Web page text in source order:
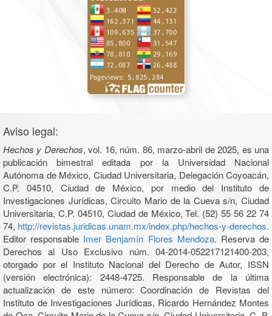
Aviso legal:
Hechos y Derechos, vol. 16, núm. 86, marzo-abril de 2025, es una
publicación bimestral editada por la Universidad Nacional
Autónoma de México, Ciudad Universitaria, Delegación Coyoacán,
C.P. 04510, Ciudad de México, por medio del Instituto de
Investigaciones Jurídicas, Circuito Mario de la Cueva s/n, Ciudad
Universitaria, C.P. 04510, Ciudad de México, Tel. (52) 55 56 22 74
74, http://revistas.juridicas.unam.mx/index.php/hechos-y-derechos.
Editor responsable Imer Benjamín Flores Mendoza. Reserva de
Derechos al Uso Exclusivo núm. 04-2014-052217121400-203,
otorgado por el Instituto Nacional del Derecho de Autor, ISSN
(versión electrónica): 2448-4725. Responsable de la última
actualización de este número: Coordinación de Revistas del
Instituto de Investigaciones Jurídicas, Ricardo Hernández Montes